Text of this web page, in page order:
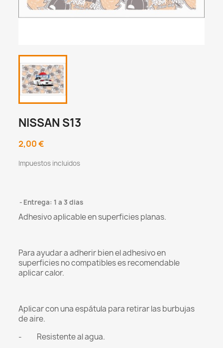
NISSAN S13
2,00 €
Impuestos incluidos
Entrega: 1 a 3 dias
Adhesivo aplicable en superficies planas.
Para ayudar a adherir bien el adhesivo en
superficies no compatibles es recomendable
aplicar calor.
Aplicar con una espátula para retirar las burbujas
de aire.
- Resistente al agua.